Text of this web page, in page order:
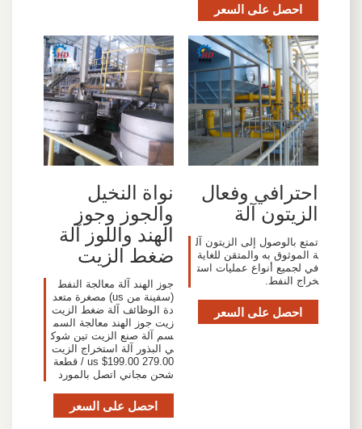
احصل على السعر
احترافي وفعال
الزيتون آلة
تمتع بالوصول إلى الزيتون آل
ة الموثوق به والمتقن للغاية
في لجميع أنواع عمليات است
خراج النفط.
احصل على السعر
نواة النخيل
والجوز وجوز
الهند واللوز آلة
ضغط الزيت
جوز الهند آلة معالجة النفط
(سفينة من us) مصغرة متعد
دة الوظائف آلة ضغط الزيت
زيت جوز الهند معالجة السم
سم آلة صنع الزيت تين شوك
ي البذور آلة استخراج الزيت
us $199.00 279.00 / قطعة
شحن مجاني اتصل بالمورد
احصل على السعر